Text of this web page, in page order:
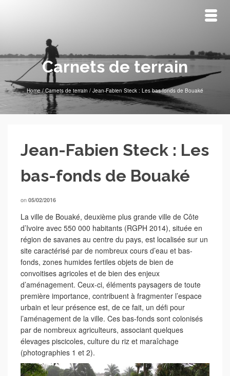
Carnets de terrain
Home / Carnets de terrain / Jean-Fabien Steck : Les bas-fonds de Bouaké
Jean-Fabien Steck : Les
bas-fonds de Bouaké
on 05/02/2016
La ville de Bouaké, deuxième plus grande ville de Côte
d’Ivoire avec 550 000 habitants (RGPH 2014), située en
région de savanes au centre du pays, est localisée sur un
site caractérisé par de nombreux cours d’eau et bas-
fonds, zones humides fertiles objets de bien de
convoitises agricoles et de bien des enjeux
d’aménagement. Ceux-ci, éléments paysagers de toute
première importance, contribuent à fragmenter l’espace
urbain et leur présence est, de ce fait, un défi pour
l’aménagement de la ville. Ces bas-fonds sont colonisés
par de nombreux agriculteurs, associant quelques
élevages piscicoles, culture du riz et maraîchage
(photographies 1 et 2).